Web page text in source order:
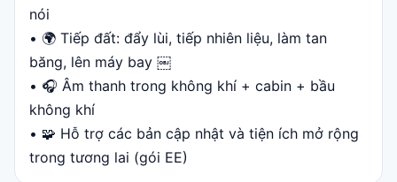
nói
• 🌍 Tiếp đất: đẩy lùi, tiếp nhiên liệu, làm tan
băng, lên máy bay ￼
• 🎧 Âm thanh trong không khí + cabin + bầu
không khí
• 🧩 Hỗ trợ các bản cập nhật và tiện ích mở rộng
trong tương lai (gói EE)